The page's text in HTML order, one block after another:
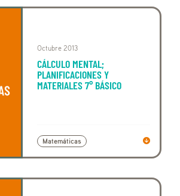
Octubre 2013
CÁLCULO MENTAL;
PLANIFICACIONES Y
MATERIALES 7° BÁSICO
Matemáticas